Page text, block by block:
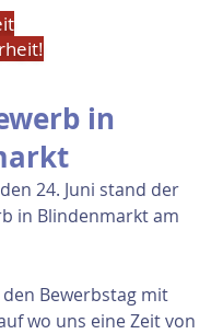
in
24. Juni stand der
in Blindenmarkt am
Bewerbstag mit
wo uns eine Zeit von